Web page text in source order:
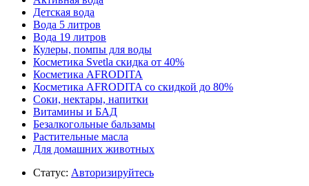
Детская вода
Вода 5 литров
Вода 19 литров
Кулеры, помпы для воды
Косметика Svetla скидка от 40%
Косметика AFRODITA
Косметика AFRODITA со скидкой до 80%
Соки, нектары, напитки
Витамины и БАД
Безалкогольные бальзамы
Растительные масла
Для домашних животных
Статус: Авторизируйтесь